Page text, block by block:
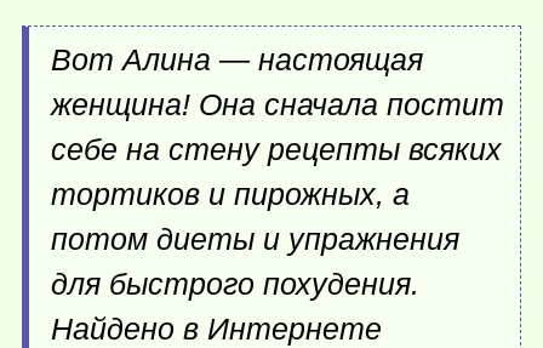
Вот Алина — настоящая
женщина! Она сначала постит
себе на стену рецепты всяких
тортиков и пирожных, а
потом диеты и упражнения
для быстрого похудения.
Найдено в Интернете